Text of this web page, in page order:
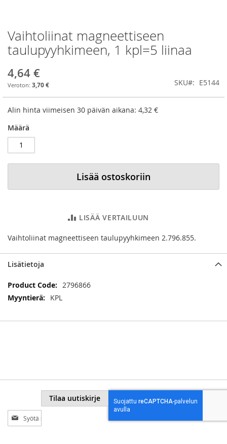
Skip
to
the
of
the
Vaihtoliinat magneettiseen
taulupyyhkimeen, 1 kpl=5 liinaa
4,64 €
3,70 € SKU E5144
Alin hinta viimeisen 30 päivän aikana: 4,32 €
Määrä
Lisää ostoskoriin
LISÄÄ VERTAILUUN
Vaihtoliinat magneettiseen taulupyyhkimeen 2.796.855.
Lisätietoja
Lisätietoja
2796866
KPL
Tilaa
uutiskirjeemme:
Tilaa uutiskirje